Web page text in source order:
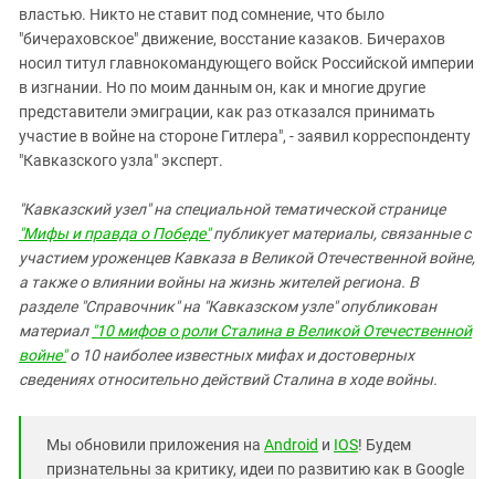
властью. Никто не ставит под сомнение, что было
"бичераховское" движение, восстание казаков. Бичерахов
носил титул главнокомандующего войск Российской империи
в изгнании. Но по моим данным он, как и многие другие
представители эмиграции, как раз отказался принимать
участие в войне на стороне Гитлера", - заявил корреспонденту
"Кавказского узла" эксперт.
"Кавказский узел" на специальной тематической странице
"Мифы и правда о Победе"публикует материалы, связанные с
участием уроженцев Кавказа в Великой Отечественной войне,
а также о влиянии войны на жизнь жителей региона. В
разделе "Справочник" на "Кавказском узле" опубликован
материал "10 мифов о роли Сталина в Великой Отечественной
войне"о 10 наиболее известных мифах и достоверных
сведениях относительно действий Сталина в ходе войны.
Мы обновили приложения на Android и IOS! Будем
признательны за критику, идеи по развитию как в Google